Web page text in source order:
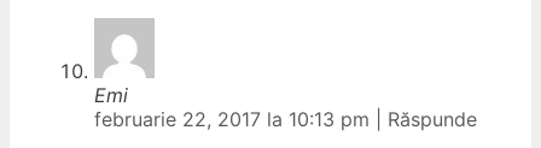
Emi
februarie 22, 2017 la 10:13 pm
Răspunde